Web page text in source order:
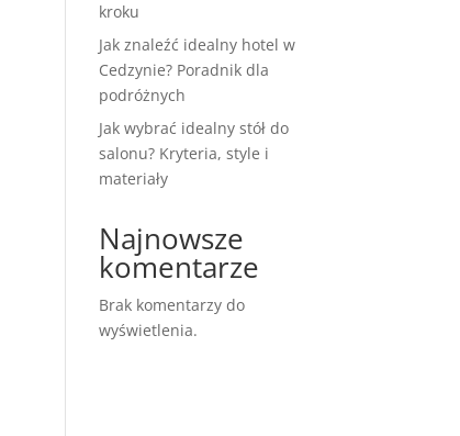
kroku
Jak znaleźć idealny hotel w
Cedzynie? Poradnik dla
podróżnych
Jak wybrać idealny stół do
salonu? Kryteria, style i
materiały
Najnowsze
komentarze
Brak komentarzy do
wyświetlenia.